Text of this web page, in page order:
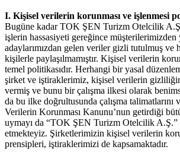
I. Kişisel verilerin korunması ve işlenmesi
Bugüne kadar TOK ŞEN Turizm Otelcilik A.Ş.
işlerin hassasiyeti gereğince müşterilerimizden
adaylarımızdan gelen veriler gizli tutulmuş ve
kişilerle paylaşılmamıştır. Kişisel verilerin
temel politikasıdır. Herhangi bir yasal
şirket ve iştiraklerimiz, kişisel verilerin
vermiş ve bunu bir çalışma ilkesi olarak
da bu ilke doğrultusunda çalışma talimatlarını
Verilerin Korunması Kanunu’nun getirdiği
uymayı da “TOK ŞEN Turizm Otelcilik A.Ş.”
etmekteyiz. Şirketlerimizin kişisel verilerin
prensipleri, iştiraklerimizi de kapsamaktadır.